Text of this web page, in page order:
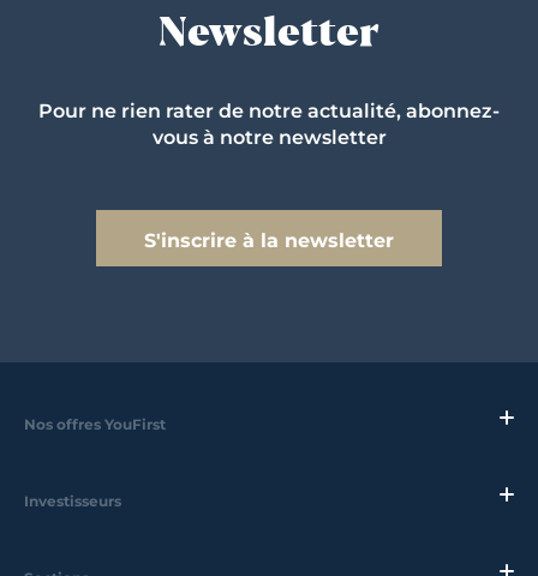
Newsletter
Pour ne rien rater de notre actualité, abonnez-
vous à notre newsletter
S'inscrire à la newsletter
Nos offres YouFirst
Investisseurs